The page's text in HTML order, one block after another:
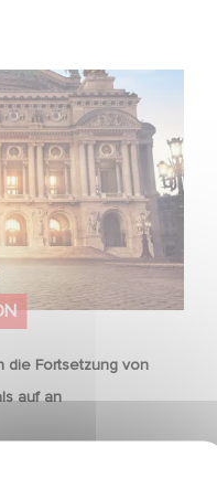
die Fortsetzung von
auf an
die Fortsetzung von
auf an